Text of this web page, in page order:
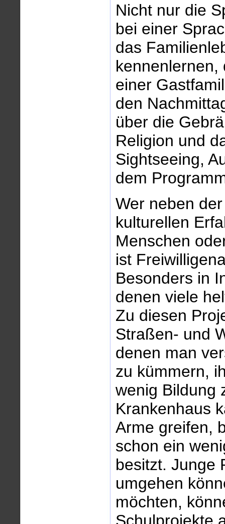
Nicht nur die
bei einer
das
kennenlernen,
einer
den
über die
Religion und
Sightseeing,
dem
Wer neben
kulturellen
Menschen
ist
Besonders in
denen viele
Zu diesen
Straßen- und
denen man
zu kümmern,
wenig Bildung
Krankenhaus
Arme greifen,
schon ein
besitzt. Junge
umgehen
möchten,